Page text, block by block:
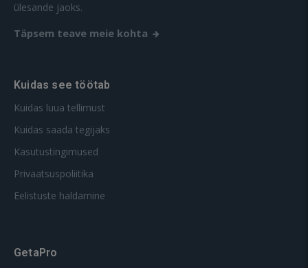
ülesande jaoks.
Täpsem teave meie kohta
Kuidas see töötab
Kuidas luua tellimust
Kuidas saada tegijaks
Kasutustingimused
Privaatsuspoliitika
Eelistuste haldamine
GetaPro